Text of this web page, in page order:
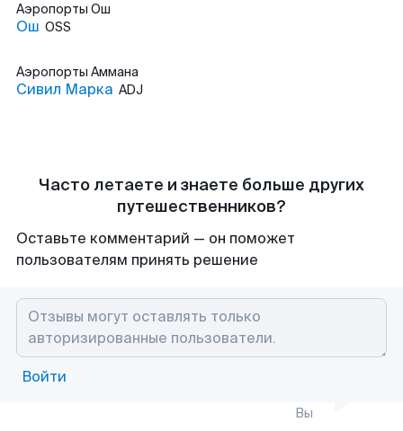
Аэропорты Ош
Ош OSS
Аэропорты Аммана
Сивил Марка ADJ
Часто летаете и знаете больше других
путешественников?
Оставьте комментарий — он поможет
пользователям принять решение
Войти
Вы